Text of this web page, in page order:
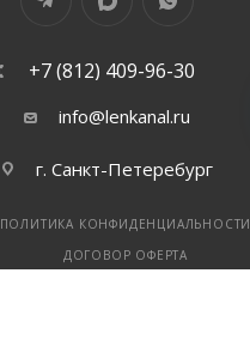
+7 (812) 409-96-30
info@lenkanal.ru
г. Санкт-Петеребург
ПОЛИТИКА КОНФИДЕНЦИАЛЬНОСТИ
ДОГОВОР ОФЕРТА